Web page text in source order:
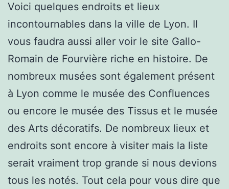
Voici quelques endroits et lieux
incontournables dans la ville de Lyon. Il
vous faudra aussi aller voir le site Gallo-
Romain de Fourvière riche en histoire. De
nombreux musées sont également présent
à Lyon comme le musée des Confluences
ou encore le musée des Tissus et le musée
des Arts décoratifs. De nombreux lieux et
endroits sont encore à visiter mais la liste
serait vraiment trop grande si nous devions
tous les notés. Tout cela pour vous dire que